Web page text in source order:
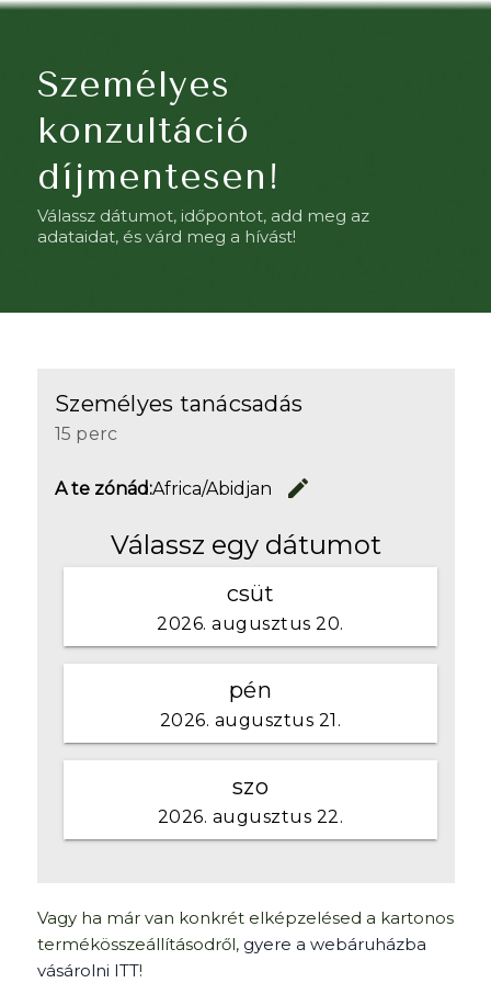
Személyes
konzultáció
díjmentesen!
Válassz dátumot, időpontot, add meg az
adataidat, és várd meg a hívást!
Vagy ha már van konkrét elképzelésed a kartonos
termékösszeállításodről, gyere a webáruházba
vásárolni ITT!